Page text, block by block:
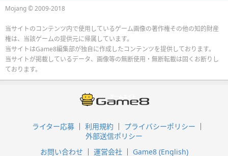
Mojang © 2009-2018
当サイトのコンテンツ内で使用しているゲーム画像の著作権その他の知的財産
権は、当該ゲームの提供元に帰属しています。
当サイトはGame8編集部が独自に作成したコンテンツを提供しております。
当サイトが掲載しているデータ、画像等の無断使用・無断転載は固くお断りし
ております。
ライター応募 利用規約
プライバシーポリシー
外部送信ポリシー
お問い合わせ
運営会社 Game8 (English)